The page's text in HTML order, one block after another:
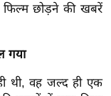
छोड़ने की खबरें
गया
थी, वह जल्द ही एक